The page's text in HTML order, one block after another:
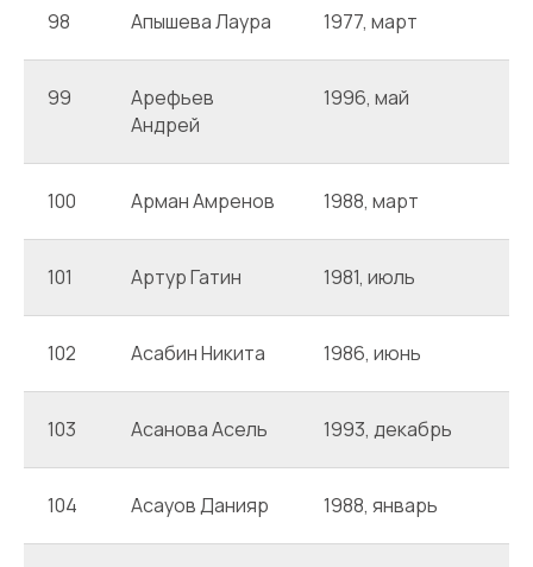
98 Апышева Лаура 1977, март
99
Арефьев
Андрей
1996, май
100 Арман Амренов 1988, март
101 Артур Гатин 1981, июль
102 Асабин Никита 1986, июнь
103 Асанова Асель 1993, декабрь
104 Асауов Данияр 1988, январь